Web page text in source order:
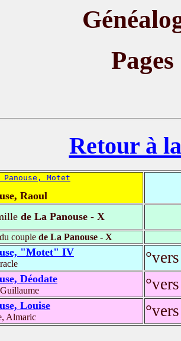
Retour à
Panouse, Motet
Raoul
de La Panouse - X
couple de La Panouse - X
"Motet" IV
Déodate
Louise
Almaric